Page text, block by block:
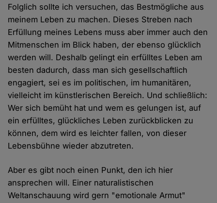
Folglich sollte ich versuchen, das Bestmögliche aus
meinem Leben zu machen. Dieses Streben nach
Erfüllung meines Lebens muss aber immer auch den
Mitmenschen im Blick haben, der ebenso glücklich
werden will. Deshalb gelingt ein erfülltes Leben am
besten dadurch, dass man sich gesellschaftlich
engagiert, sei es im politischen, im humanitären,
vielleicht im künstlerischen Bereich. Und schließlich:
Wer sich bemüht hat und wem es gelungen ist, auf
ein erfülltes, glückliches Leben zurückblicken zu
können, dem wird es leichter fallen, von dieser
Lebensbühne wieder abzutreten.
Aber es gibt noch einen Punkt, den ich hier
ansprechen will. Einer naturalistischen
Weltanschauung wird gern "emotionale Armut"